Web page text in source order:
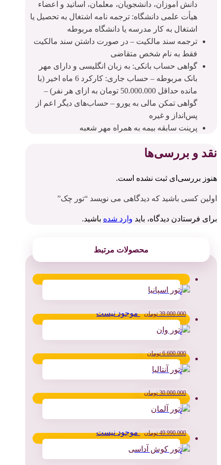
دانش آموزان، دانشجویان، معلمان، اساتید و اعضاء
هیأت علمی دانشگاه: ترجمه نامه اشتغال به تحصیل یا
اشتغال به کار مدرسه یا دانشگاه مربوطه
ترجمه سند مالکیت – در صورت داشتن سند مالکیت
فقط به نام شخص متقاضی
گواهی حساب بانکی: به زبان انگلیسی و دارای مهر
بانک مربوطه – حساب جاری: کارکرد 6 ماه اخیر (با
مانده حداقل 50.000.000 تومان به ازای هر نفر) –
گواهی تمکن مالی به یورو – حساب‌های دیگر اعم از
پس‌انداز و غیره
پرینت سابقه بیمه به همراه مهر شعبه
نقد و بررسی‌ها
هنوز بررسی‌ای ثبت نشده است.
اولین کسی باشید که دیدگاهی می نویسد “تور چک”
برای فرستادن دیدگاه، باید وارد شده باشید.
محصولات مرتبط
تور اسپانیا
39.000.000 تومان
موجود نیست
تور وان
6.600.000 تومان
تور آنتالیا
30.000.000 تومان
تور آلمان
49.990.000 تومان
موجود نیست
تور کوش آداسی